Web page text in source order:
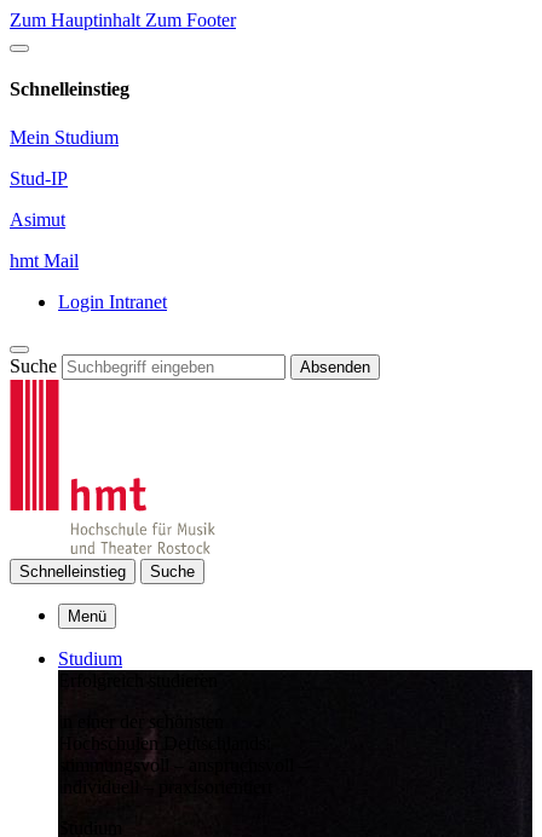
Zum Hauptinhalt Zum Footer
Schnelleinstieg
Mein Studium
Stud-IP
Asimut
hmt Mail
Login Intranet
Suche Absenden
Schnelleinstieg Suche
Menü
Studium
in einer der schönsten
Hochschulen Deutschlands:
stimmungsvoll – anspruchsvoll –
individuell – praxisorientiert